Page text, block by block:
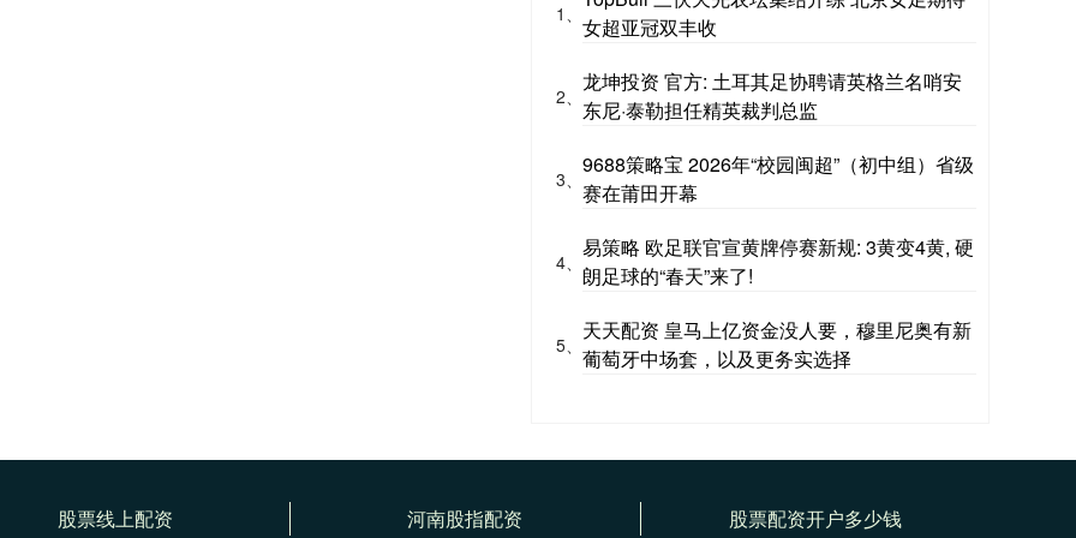
1、 女超亚冠双丰收
2、
龙坤投资 官方: 土耳其足协聘请英格兰名哨安
东尼·泰勒担任精英裁判总监
3、
9688策略宝 2026年“校园闽超”（初中组）省级
赛在莆田开幕
4、
易策略 欧足联官宣黄牌停赛新规: 3黄变4黄, 硬
朗足球的“春天”来了!
5、
天天配资 皇马上亿资金没人要，穆里尼奥有新
葡萄牙中场套，以及更务实选择
股票线上配资 河南股指配资 股票配资开户多少钱